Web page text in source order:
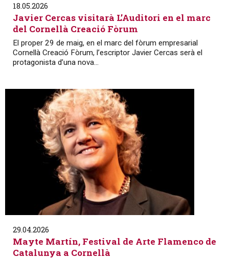
18.05.2026
Javier Cercas visitarà L’Auditori en el marc
del Cornellà Creació Fòrum
El proper 29 de maig, en el marc del fòrum empresarial
Cornellà Creació Fòrum, l’escriptor Javier Cercas serà el
protagonista d’una nova...
29.04.2026
Mayte Martín, Festival de Arte Flamenco de
Catalunya a Cornellà